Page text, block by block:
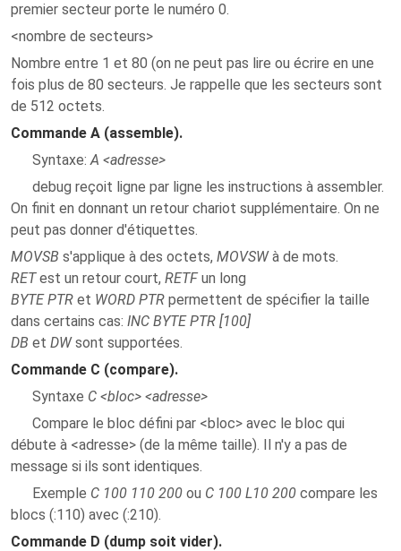
premier secteur porte le numéro 0.
<nombre de secteurs>
Nombre entre 1 et 80 (on ne peut pas lire ou écrire en une
fois plus de 80 secteurs. Je rappelle que les secteurs sont
de 512 octets.
Commande A (assemble).
Syntaxe:A <adresse>
debug reçoit ligne par ligne les instructions à assembler.
On finit en donnant un retour chariot supplémentaire. On ne
peut pas donner d'étiquettes.
MOVSB s'applique à des octets, MOVSWà de mots.
RETest un retour court, RETFun long
BYTE PTR et WORD PTR permettent de spécifier la taille
dans certains cas: INC BYTE PTR [100]
DB et DWsont supportées.
Commande C (compare).
Syntaxe C <bloc> <adresse>
Compare le bloc défini par <bloc> avec le bloc qui
débute à <adresse> (de la même taille). Il n'y a pas de
message si ils sont identiques.
Exemple C 100 110 200 ou C 100 L10 200 compare les
blocs (:110) avec (:210).
Commande D (dump soit vider).